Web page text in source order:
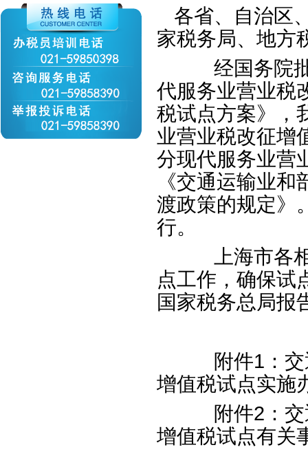
各省、自治区
家税务局、地方
经国务院批
代服务业营业税
税试点方案》，
业营业税改征增
分现代服务业营
《交通运输业
渡政策的规定》
行。
上海市各相
点工作，确保试
国家税务总局报
附件1 ：
增值税试点实施
附件2 ：
增值税试点有关